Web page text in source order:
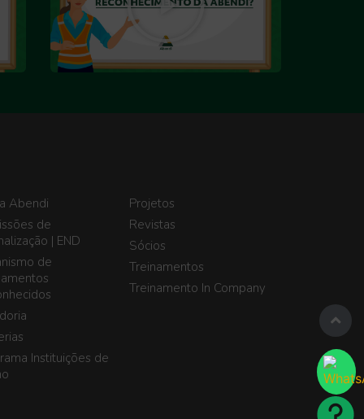
Abendi
de
| END
de
Instituições de
Projetos
Revistas
Sócios
Treinamentos
Treinamento In Company